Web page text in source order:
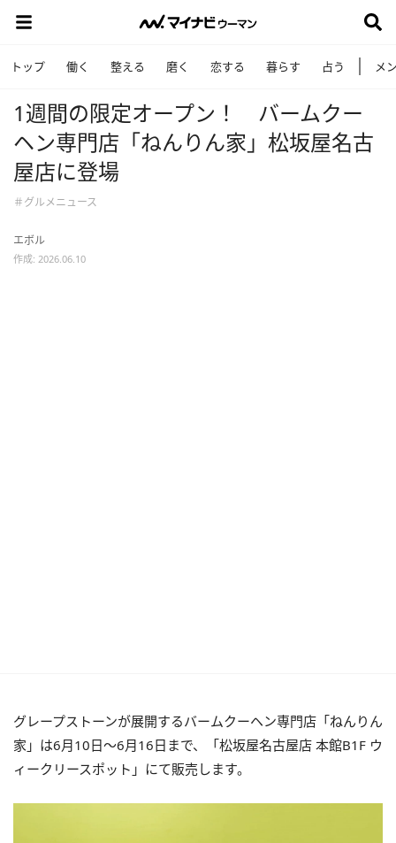
トップ 働く 整える 磨く 恋する 暮らす 占う メ
1週間の限定オープン！ バームクー
ヘン専門店「ねんりん家」松坂屋名古
屋店に登場
＃グルメニュース
エボル
作成: 2026.06.10
グレープストーンが展開するバームクーヘン専門店「ねんりん
家」は6月10日〜6月16日まで、「松坂屋名古屋店 本館B1F ウ
ィークリースポット」にて販売します。